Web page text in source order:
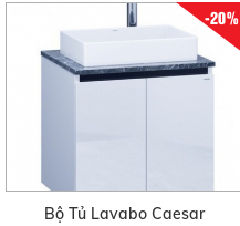
-20%
Bộ Tủ Lavabo Caesar